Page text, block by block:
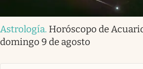
Astrología. Horóscopo de
domingo 9 de agosto